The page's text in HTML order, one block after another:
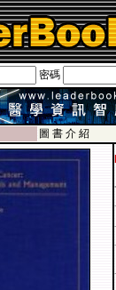
密碼
圖 書 介 紹